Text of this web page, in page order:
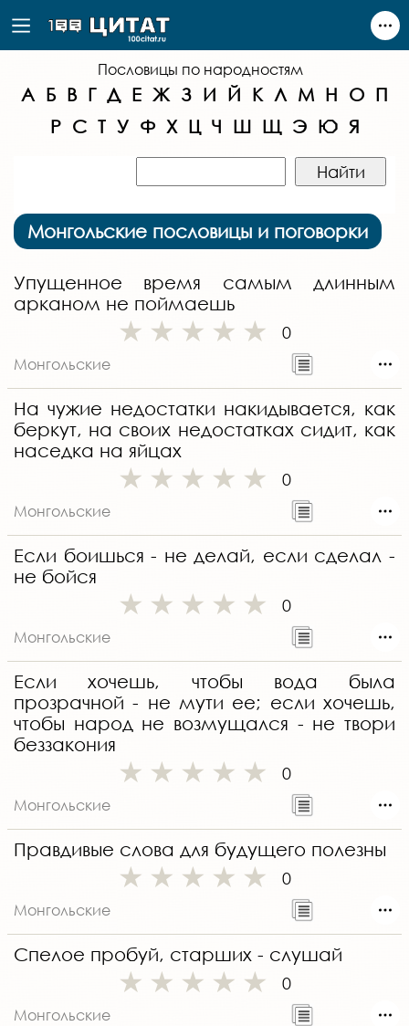
Пословицы по народностям
А Б В Г Д Е Ж З И Й К Л М Н О П
Р С Т У Ф Х Ц Ч Ш Щ Э Ю Я
Монгольские пословицы и поговорки
Упущенное время самым длинным
арканом не поймаешь
0
Монгольские
На чужие недостатки накидывается, как
беркут, на своих недостатках сидит, как
наседка на яйцах
0
Монгольские
Если боишься - не делай, если сделал -
не бойся
0
Монгольские
Если хочешь, чтобы вода была
прозрачной - не мути ее; если хочешь,
чтобы народ не возмущался - не твори
беззакония
0
Монгольские
Правдивые слова для будущего полезны
0
Монгольские
Спелое пробуй, старших - слушай
0
Монгольские